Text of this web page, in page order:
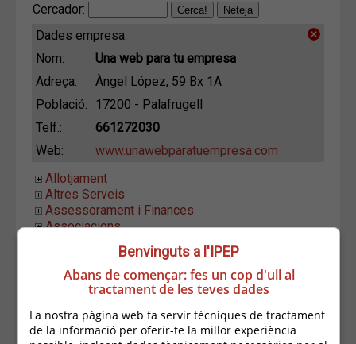
Cercador:
Dades empresa:
Nom:
Una web para tu empresa
Adreça:
Àngel López, 59 Bx 1A
Població:
17200 - Palafrugell
Telf.:
661272030
Web:
www.unawebparatuempresa.com
Allotjament
Altres Serveis
Assessorament i Finances
Associacions
Equipament LLar
Establiments Alimentació
Estètica i Higiene
Hostaleria
Indústria i Distribució
Benvinguts a l'IPEP
Abans de començar: fes un cop d'ull al
tractament de les teves dades
La nostra pàgina web fa servir tècniques de tractament
de la informació per oferir-te la millor experiència